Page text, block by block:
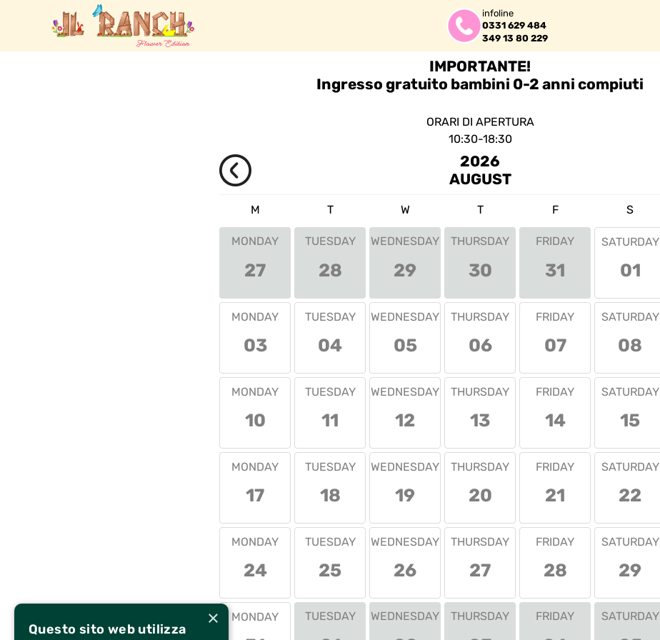
infoline
0331 629 484
349 13 80 229
IMPORTANTE!
Ingresso gratuito bambini 0-2 anni compiuti
ORARI DI APERTURA
10:30-18:30
2026
AUGUST
M T W T F S
MONDAY
27
TUESDAY
28
WEDNESDAY
29
THURSDAY
30
FRIDAY
31
SATURDAY
01
MONDAY
03
TUESDAY
04
WEDNESDAY
05
THURSDAY
06
FRIDAY
07
SATURDAY
08
MONDAY
10
TUESDAY
11
WEDNESDAY
12
THURSDAY
13
FRIDAY
14
SATURDAY
15
MONDAY
17
TUESDAY
18
WEDNESDAY
19
THURSDAY
20
FRIDAY
21
SATURDAY
22
MONDAY
24
TUESDAY
25
WEDNESDAY
26
THURSDAY
27
FRIDAY
28
SATURDAY
29
MONDAY TUESDAY WEDNESDAY THURSDAY FRIDAY SATURDAY
×
Questo sito web utilizza